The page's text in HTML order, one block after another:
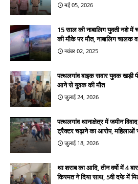
मई 05, 2026
15 साल की नाबालिग युवती नशे में
की मौके पर मौत, नाबालिग चालक
नवंबर 02, 2025
पत्थलगांव बाइक सवार युवक खड़ी
आने से युवक की मौत
जुलाई 24, 2026
पत्थलगांव थानाक्षेत्र में जमीन
ट्रैक्टर चढ़ाने का आरोप, महिलाओं
जुलाई 18, 2026
था शराब का आदि, तीन वर्षो में 4
किस्मत ने दिया साथ, 5वी दफे में